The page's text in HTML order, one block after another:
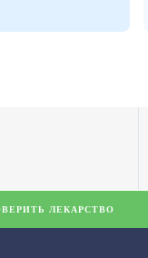
ЛЕКАРСТВО